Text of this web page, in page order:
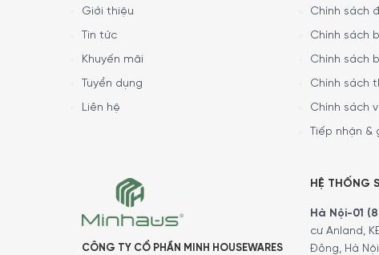
Giới thiệu
Tin tức
Khuyến mãi
Tuyển dụng
Liên hệ
Chính sách
Chính sách
Chính sách
Chính sách
Chính sách
Tiếp nhận &
CÔNG TY CỔ PHẦN MINH HOUSEWARES
HỆ THỐNG
Hà Nội-01
cư Anland,
Đông, Hà Nội